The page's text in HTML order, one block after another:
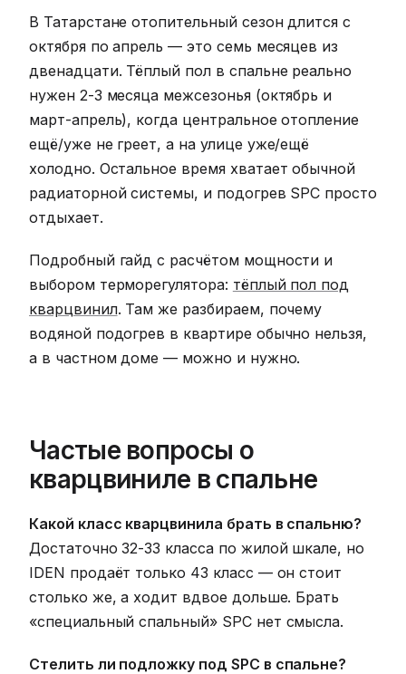
В Татарстане отопительный сезон длится с
октября по апрель — это семь месяцев из
двенадцати. Тёплый пол в спальне реально
нужен 2-3 месяца межсезонья (октябрь и
март-апрель), когда центральное отопление
ещё/уже не греет, а на улице уже/ещё
холодно. Остальное время хватает обычной
радиаторной системы, и подогрев SPC просто
отдыхает.
Подробный гайд с расчётом мощности и
выбором терморегулятора: тёплый пол под
кварцвинил. Там же разбираем, почему
водяной подогрев в квартире обычно нельзя,
а в частном доме — можно и нужно.
Частые вопросы о
кварцвиниле в спальне
Какой класс кварцвинила брать в спальню?
Достаточно 32-33 класса по жилой шкале, но
IDEN продаёт только 43 класс — он стоит
столько же, а ходит вдвое дольше. Брать
«специальный спальный» SPC нет смысла.
Стелить ли подложку под SPC в спальне?